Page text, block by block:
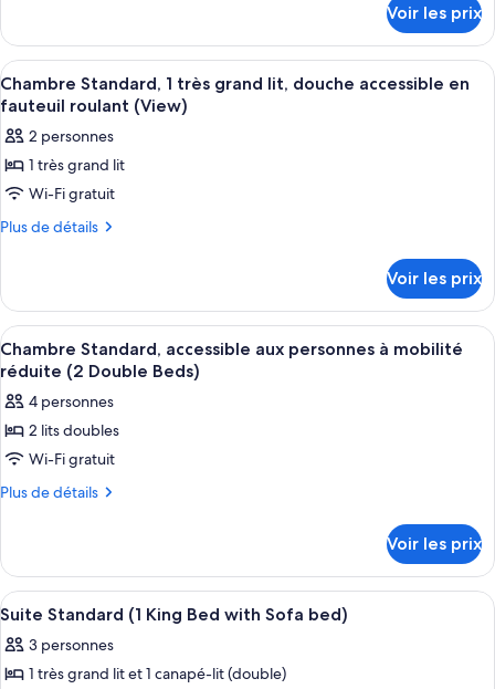
Chambre
Standard,
accessible
aux
personnes
à
mobilité
le
type
de
chambre
Standard,
accessible
personnes
à
mobilité
Voir les prix
Afficher
toutes
les
photos
pour
ce
type
Chambre
Standard,
1
très
grand
lit,
douche
en
(View)
Une chambre d’hôtel avec un
3
Chambre Standard, 1 très grand lit, douche accessible en
fauteuil roulant (View)
2 personnes
1 très grand lit
Wi-Fi gratuit
Plus de détails
Plus
le
type
de
chambre
Standard,
grand
lit,
douche
fauteuil
roulant
(View)
Voir les prix
Afficher
toutes
les
photos
pour
ce
type
Chambre
Standard,
accessible
aux
personnes
Une chambre d’hôtel avec un
4
Chambre Standard, accessible aux personnes à mobilité
réduite (2 Double Beds)
4 personnes
2 lits doubles
Wi-Fi gratuit
Plus de détails
Plus
le
type
de
Chambre
Standard,
Voir les prix
Afficher
toutes
les
photos
Une chambre d’hôtel avec un
3
Suite Standard (1 King Bed with Sofa bed)
3 personnes
1 très grand lit et 1 canapé-lit (double)